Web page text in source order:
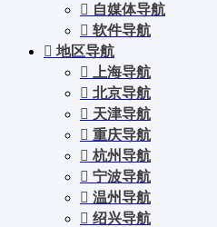
自媒体导航
软件导航
地区导航
上海导航
北京导航
天津导航
重庆导航
杭州导航
宁波导航
温州导航
绍兴导航